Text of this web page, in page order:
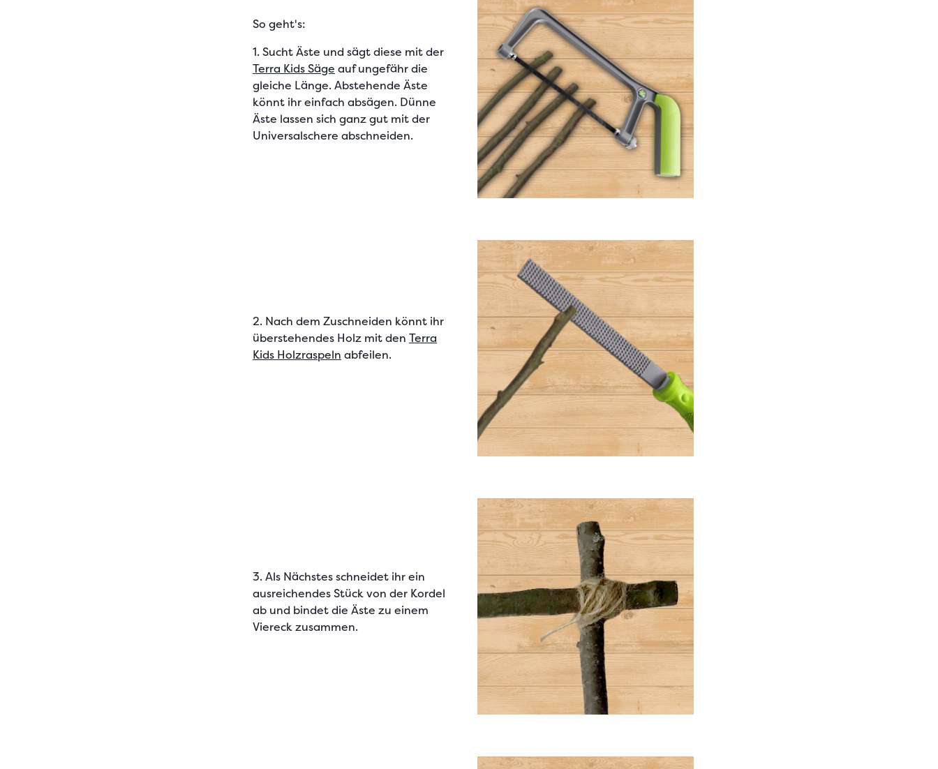
So geht's:
1. Sucht Äste und sägt diese mit der
Terra Kids Säge auf ungefähr die
gleiche Länge. Abstehende Äste
könnt ihr einfach absägen. Dünne
Äste lassen sich ganz gut mit der
Universalschere abschneiden.
2. Nach dem Zuschneiden könnt ihr
überstehendes Holz mit den Terra
Kids Holzraspeln abfeilen.
3. Als Nächstes schneidet ihr ein
ausreichendes Stück von der Kordel
ab und bindet die Äste zu einem
Viereck zusammen.